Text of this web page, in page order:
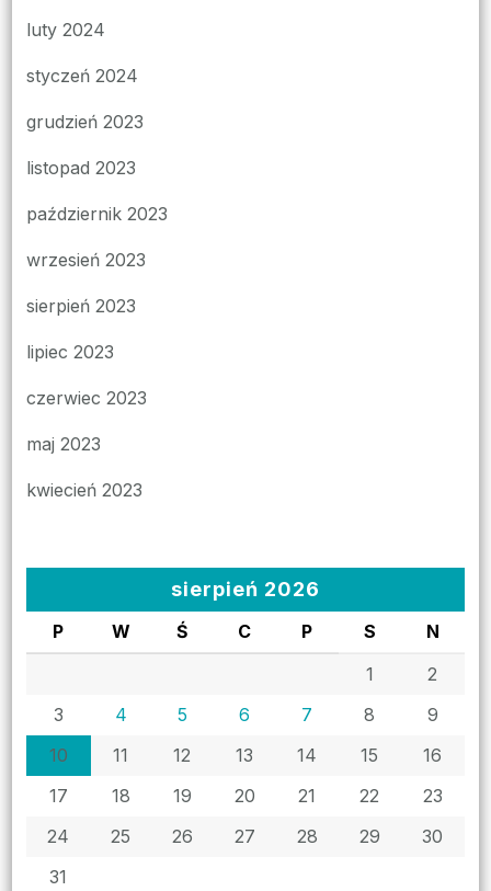
luty 2024
styczeń 2024
grudzień 2023
listopad 2023
październik 2023
wrzesień 2023
sierpień 2023
lipiec 2023
czerwiec 2023
maj 2023
kwiecień 2023
sierpień 2026
P W Ś C P S
N
1
2
3
4 5 6 7 8
9
10
11 12 13 14 15
16
17
18 19 20 21 22
23
24
25 26 27 28 29
30
31